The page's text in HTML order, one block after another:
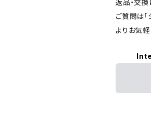
返品・交換
ご質問は
よりお気軽